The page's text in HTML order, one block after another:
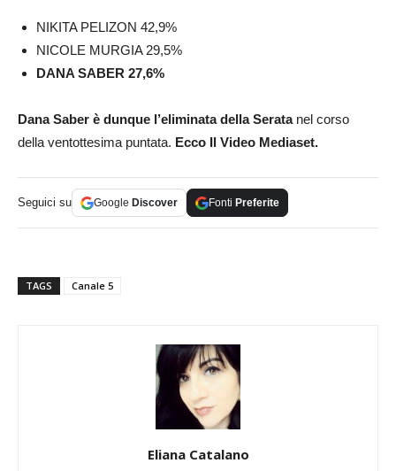
NIKITA PELIZON 42,9%
NICOLE MURGIA 29,5%
DANA SABER 27,6%
Dana Saber è dunque l’eliminata della Seratanel corso
della ventottesima puntata. Ecco Il Video Mediaset.
Seguici su Google Discover Fonti Preferite
TAGS Canale 5
Eliana Catalano